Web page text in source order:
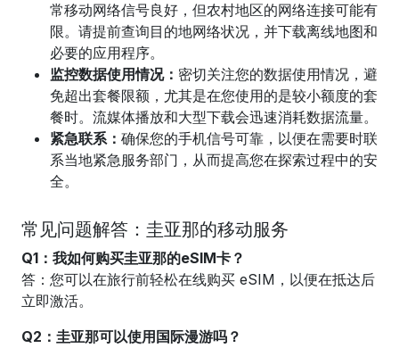
常移动网络信号良好，但农村地区的网络连接可能有
限。请提前查询目的地网络状况，并下载离线地图和
必要的应用程序。
监控数据使用情况： 密切关注您的数据使用情况，避
免超出套餐限额，尤其是在您使用的是较小额度的套
餐时。流媒体播放和大型下载会迅速消耗数据流量。
紧急联系： 确保您的手机信号可靠，以便在需要时联
系当地紧急服务部门，从而提高您在探索过程中的安
全。
常见问题解答：圭亚那的移动服务
Q1：我如何购买圭亚那的eSIM卡？
答：您可以在旅行前轻松在线购买 eSIM，以便在抵达后
立即激活。
Q2：圭亚那可以使用国际漫游吗？